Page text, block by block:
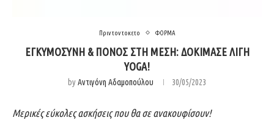
Πριν τον τοκετο ΦΟΡΜΑ
ΕΓΚΥΜΟΣΥΝΗ & ΠΟΝΟΣ ΣΤΗ ΜΕΣΗ: ΔΟΚΙΜΑΣΕ ΛΙΓΗ
YOGA!
byΑντιγόνη Αδαμοπούλου 30/05/2023
Μερικές εύκολες ασκήσεις που θα σε ανακουφίσουν!